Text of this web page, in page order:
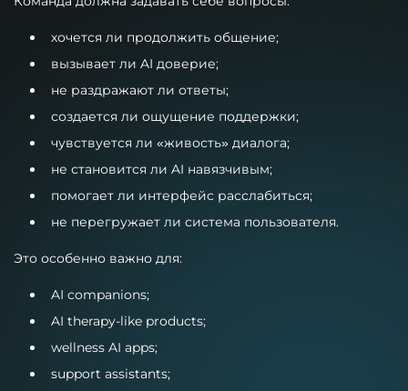
хочется ли продолжить общение;
вызывает ли AI доверие;
не раздражают ли ответы;
создается ли ощущение поддержки;
чувствуется ли «живость» диалога;
не становится ли AI навязчивым;
помогает ли интерфейс расслабиться;
не перегружает ли система пользователя.
Это особенно важно для:
AI companions;
AI therapy-like products;
wellness AI apps;
support assistants;